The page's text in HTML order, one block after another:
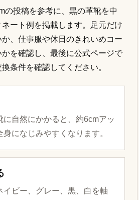
で在庫・サイズ・交換条件を確認
ゥ／黒を中心に見る
ート例
いる選び方は、実際の服装と合
品単体の印象だけでなく、パンツ
トの雰囲気、革靴としての自然さ